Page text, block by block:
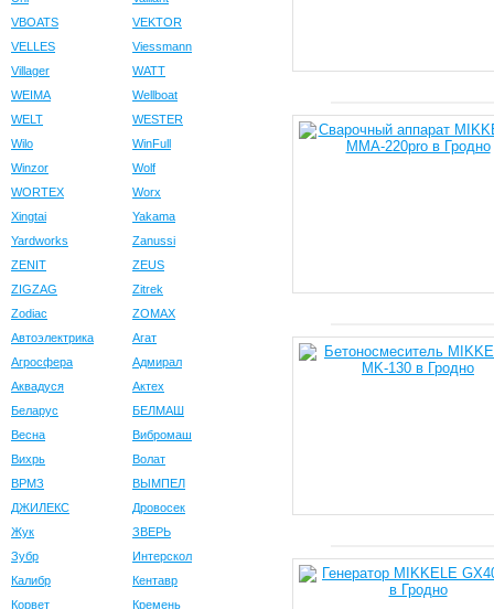
VBOATS
VEKTOR
VELLES
Viessmann
Villager
WATT
WEIMA
Wellboat
WELT
WESTER
Wilo
WinFull
Winzor
Wolf
WORTEX
Worx
Xingtai
Yakama
Yardworks
Zanussi
ZENIT
ZEUS
ZIGZAG
Zitrek
Zodiac
ZOMAX
Автоэлектрика
Агат
Агросфера
Адмирал
Аквадуся
Актех
Беларус
БЕЛМАШ
Весна
Вибромаш
Вихрь
Волат
ВРМЗ
ВЫМПЕЛ
ДЖИЛЕКС
Дровосек
Жук
ЗВЕРЬ
Зубр
Интерскол
Калибр
Кентавр
Корвет
Кремень